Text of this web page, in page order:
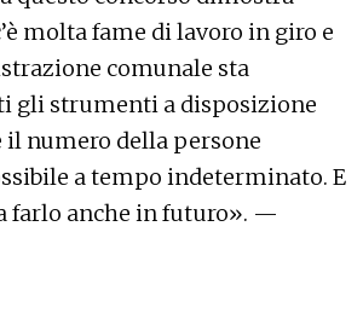
molta fame di lavoro in giro e
comunale sta
gli strumenti a disposizione
il numero della persone
a tempo indeterminato. E
farlo anche in futuro». —